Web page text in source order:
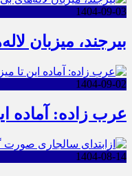
1404-09-03
بیرجند، میزبان
1404-09-02
عرب زاده: آماده
1404-08-14